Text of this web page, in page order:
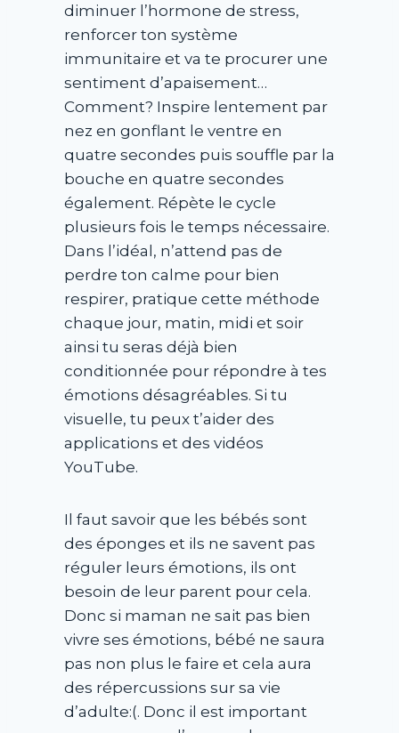
diminuer l’hormone de stress,
renforcer ton système
immunitaire et va te procurer une
sentiment d’apaisement…
Comment? Inspire lentement par
nez en gonflant le ventre en
quatre secondes puis souffle par la
bouche en quatre secondes
également. Répète le cycle
plusieurs fois le temps nécessaire.
Dans l’idéal, n’attend pas de
perdre ton calme pour bien
respirer, pratique cette méthode
chaque jour, matin, midi et soir
ainsi tu seras déjà bien
conditionnée pour répondre à tes
émotions désagréables. Si tu
visuelle, tu peux t’aider des
applications et des vidéos
YouTube.
Il faut savoir que les bébés sont
des éponges et ils ne savent pas
réguler leurs émotions, ils ont
besoin de leur parent pour cela.
Donc si maman ne sait pas bien
vivre ses émotions, bébé ne saura
pas non plus le faire et cela aura
des répercussions sur sa vie
d’adulte:(. Donc il est important